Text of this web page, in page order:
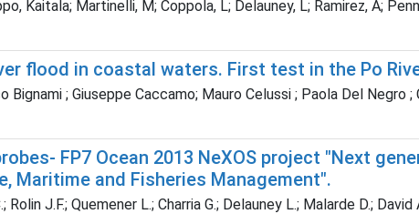
Kaitala; Martinelli, M; Coppola, L; Delauney, L; Ramirez, A;
flood in coastal waters. First test in the Po
; Giuseppe Caccamo; Mauro Celussi ; Paola Del Negro ;
FP7 Ocean 2013 NeXOS project "Next
Maritime and Fisheries Management".
J.F.; Quemener L.; Charria G.; Delauney L.; Malarde D.; David